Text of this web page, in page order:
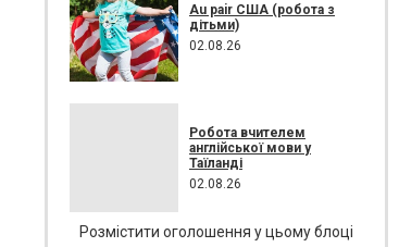
Au pair США (робота з
дітьми)
02.08.26
Робота вчителем
англійської мови у
Таїланді
02.08.26
Розмістити оголошення у цьому блоці